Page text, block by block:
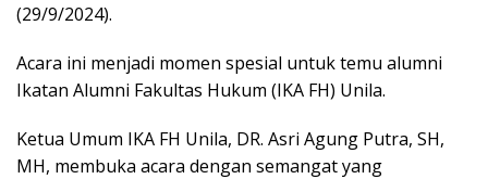
(29/9/2024).
Acara ini menjadi momen spesial untuk temu alumni
Ikatan Alumni Fakultas Hukum (IKA FH) Unila.
Ketua Umum IKA FH Unila, DR. Asri Agung Putra, SH,
MH, membuka acara dengan semangat yang